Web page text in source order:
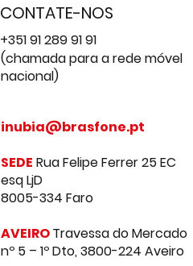
+351 91 289 91 91
(chamada para a rede móvel
nacional)
inubia@brasfone.pt
SEDE Rua Felipe Ferrer 25 EC
esq LjD
8005-334 Faro
AVEIROTravessa do Mercado
nº 5 – 1º Dto, 3800-224 Aveiro
CONTATE-NOS